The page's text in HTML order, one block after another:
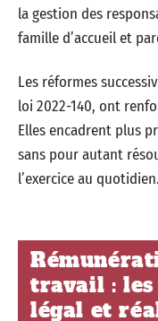
la gestion des
famille d’accueil et
Les réformes
loi 2022-140, ont
Elles encadrent plus
sans pour autant
l’exercice au quotidien.
travail :
légal et